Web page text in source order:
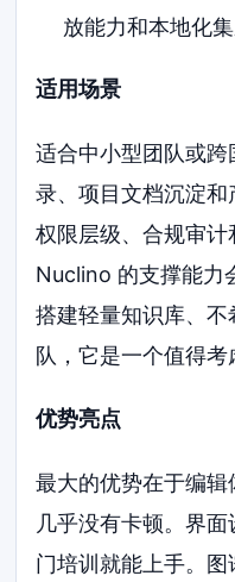
放能力和本地化
适用场景
适合中小型团队或
录、项目文档沉淀
权限层级、合规审计
Nuclino 的支撑能力
搭建轻量知识库、
队，它是一个值得考
优势亮点
最大的优势在于编
几乎没有卡顿。界
门培训就能上手。